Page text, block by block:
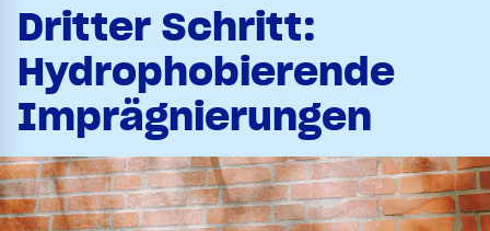
Dritter Schritt:
Hydrophobierende
Imprägnierungen